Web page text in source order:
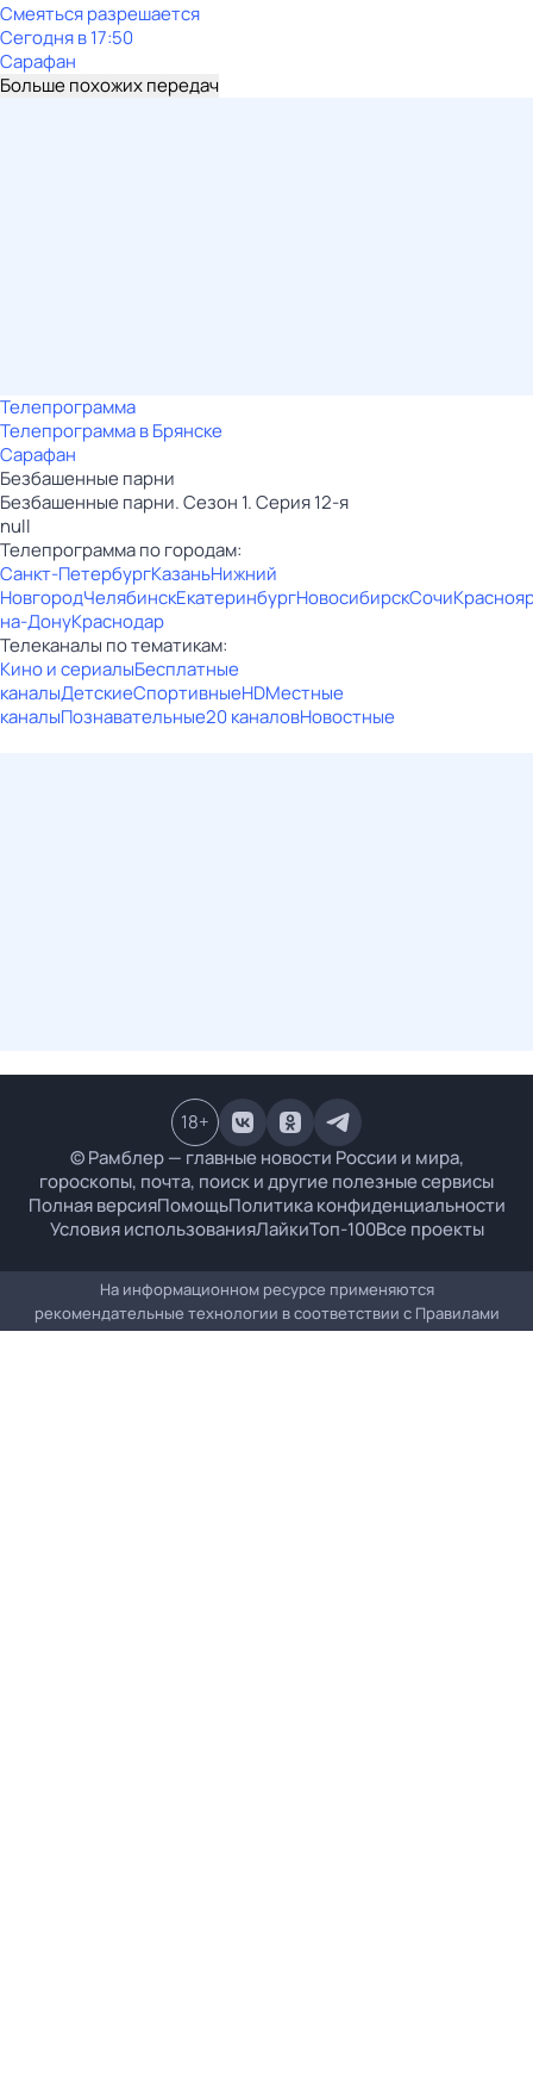
Смеяться разрешается
Сегодня в 17:50
Сарафан
Больше похожих передач
Телепрограмма
Телепрограмма в Брянске
Сарафан
Безбашенные парни
Безбашенные парни. Сезон 1. Серия 12-я
null
Телепрограмма по городам:
Санкт-ПетербургКазаньНижний
НовгородЧелябинскЕкатеринбургНовосибирскСочи
на-ДонуКраснодар
Телеканалы по тематикам:
Кино и сериалыБесплатные
каналыДетскиеСпортивныеHDМестные
каналыПознавательные20 каналовНовостные
© Рамблер — главные новости России и мира,
гороскопы, почта, поиск и другие полезные сервисы
Полная версияПомощьПолитика конфиденциальности
Условия использованияЛайкиТоп-100Все проекты
18+
На информационном ресурсе применяются
рекомендательные технологии в соответствии с Правилами